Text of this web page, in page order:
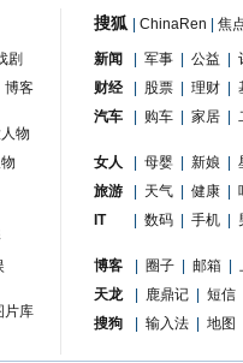
剧
博客
物
片库
搜狐 ChinaRen 焦
新闻 军事 公益
财经
股票 理财
汽车
购车 家居
女人 母婴 新娘
旅游
天气 健康
IT
数码 手机
博客 圈子 邮箱
天龙
鹿鼎记
短信
搜狗
输入法 地图